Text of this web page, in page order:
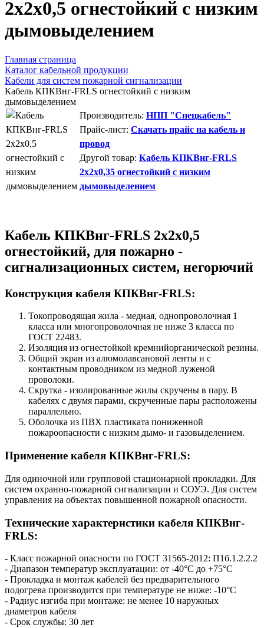
2х2х0,5 огнестойкий с низким
дымовыделением
Главная страница
Каталог кабельной продукции
Кабели для систем пожарной сигнализации
Кабель КПКВнг-FRLS огнестойкий с низким
дымовыделением
Производитель: НПП "Спецкабель"
Прайс-лист: Скачать прайс на кабель и
провод
Другой товар: Кабель КПКВнг-FRLS
2х2х0,35 огнестойкий с низким
дымовыделением
Кабель КПКВнг-FRLS 2х2х0,5
огнестойкий, для пожарно -
сигнализационных систем, негорючий
Конструкция кабеля КПКВнг-FRLS:
Токопроводящая жила - медная, однопроволочная 1
класса или многопроволочная не ниже 3 класса по
ГОСТ 22483.
Изоляция из огнестойкой кремнийорганической резины.
Общий экран из алюмолавсановой ленты и с
контактным проводником из медной луженой
проволоки.
Скрутка - изолированные жилы скручены в пару. В
кабелях с двумя парами, скрученные пары расположены
параллельно.
Оболочка из ПВХ пластиката пониженной
пожароопасности с низким дымо- и газовыделением.
Применение кабеля КПКВнг-FRLS:
Для одиночной или групповой стационарной прокладки. Для
систем охранно-пожарной сигнализации и СОУЭ. Для систем
управления на объектах повышенной пожарной опасности.
Технические характеристики кабеля КПКВнг-
FRLS:
- Класс пожарной опасности по ГОСТ 31565-2012: П1б.1.2.2.2
- Диапазон температур эксплуатации: от -40°С до +75°С
- Прокладка и монтаж кабелей без предварительного
подогрева производится при температуре не ниже: -10°С
- Радиус изгиба при монтаже: не менее 10 наружных
диаметров кабеля
- Срок службы: 30 лет